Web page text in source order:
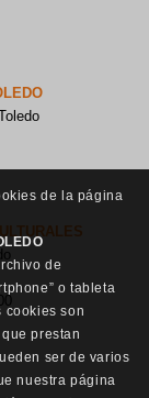
de la página
de
o tableta
cookies son
prestan
ser de varios
nuestra página